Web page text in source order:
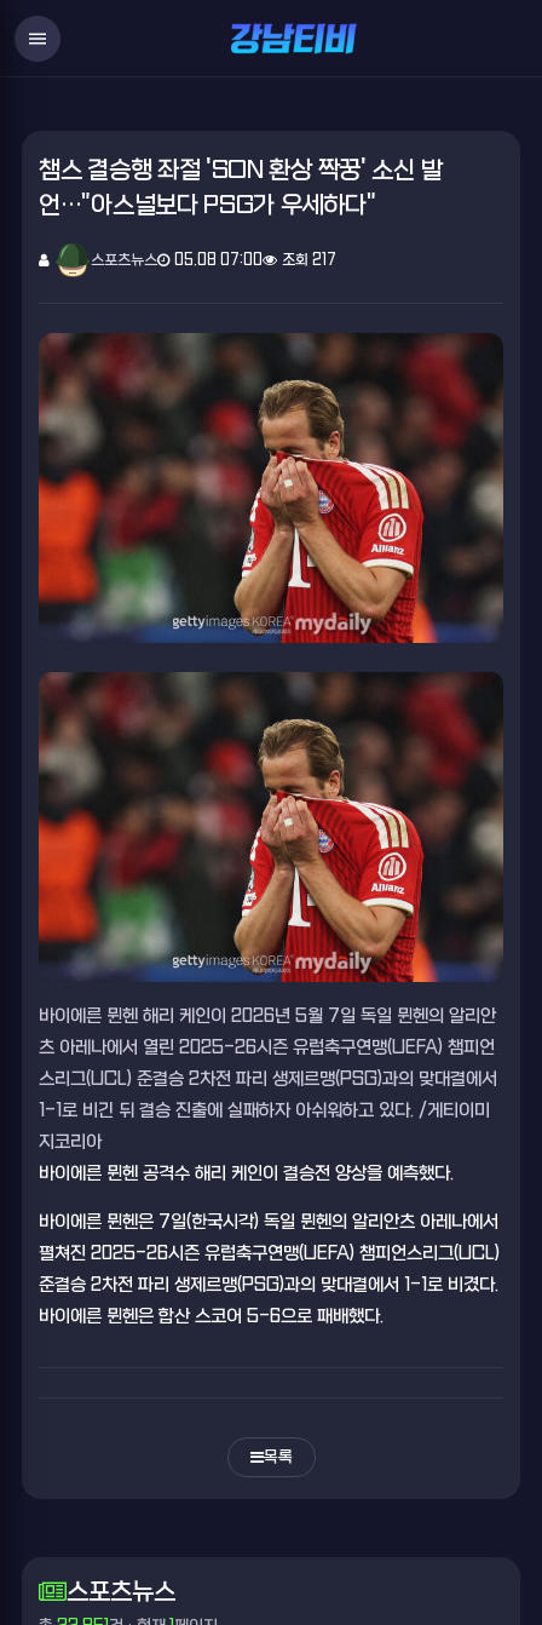
menu
챔스 결승행 좌절 'SON 환상 짝꿍' 소신 발
언…"아스널보다 PSG가 우세하다"
스포츠뉴스 05.08 07:00 조회 217
바이에른 뮌헨 해리 케인이 2026년 5월 7일 독일 뮌헨의 알리안
츠 아레나에서 열린 2025-26시즌 유럽축구연맹(UEFA) 챔피언
스리그(UCL) 준결승 2차전 파리 생제르맹(PSG)과의 맞대결에서
1-1로 비긴 뒤 결승 진출에 실패하자 아쉬워하고 있다. /게티이미
지코리아
바이에른 뮌헨 공격수 해리 케인이 결승전 양상을 예측했다.
바이에른 뮌헨은 7일(한국시각) 독일 뮌헨의 알리안츠 아레나에서
펼쳐진 2025-26시즌 유럽축구연맹(UEFA) 챔피언스리그(UCL)
준결승 2차전 파리 생제르맹(PSG)과의 맞대결에서 1-1로 비겼다.
바이에른 뮌헨은 합산 스코어 5-6으로 패배했다.
목록
스포츠뉴스